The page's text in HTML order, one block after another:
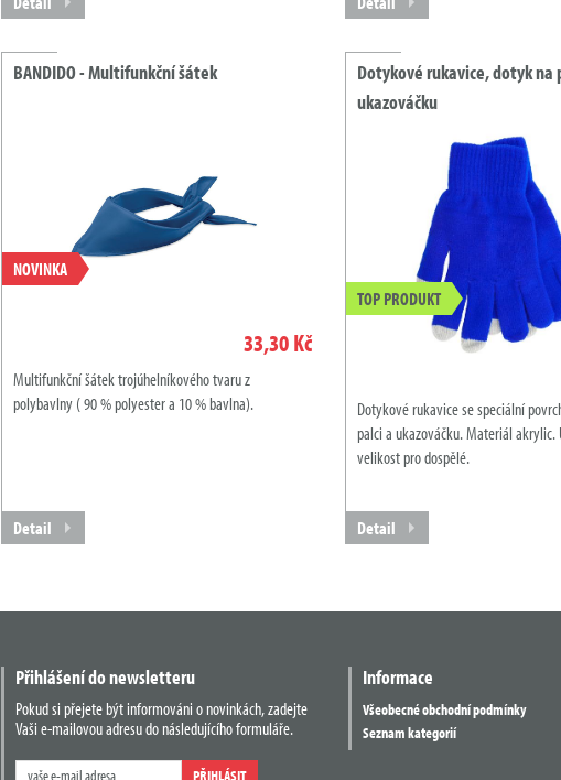
BANDIDO - Multifunkční šátek
NOVINKA
33,30 Kč
Multifunkční šátek trojúhelníkového tvaru z
polybavlny ( 90 % polyester a 10 % bavlna).
Detail
Dotykové rukavice, dotyk na
ukazováčku
TOP PRODUKT
Dotykové rukavice se speciální
palci a ukazováčku. Materiál akrylic.
velikost pro dospělé.
Detail
Informace
Všeobecné obchodní podmínky
Seznam kategorií
Přihlášení do newsletteru
Pokud si přejete být informováni o novinkách, zadejte
Vaši e-mailovou adresu do následujícího formuláře.
Zadejte
PŘIHLÁSIT